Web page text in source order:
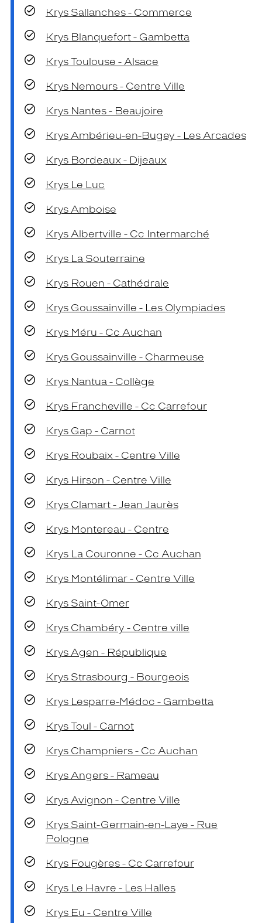
Krys Sallanches - Commerce
Krys Blanquefort - Gambetta
Krys Toulouse - Alsace
Krys Nemours - Centre Ville
Krys Nantes - Beaujoire
Krys Ambérieu-en-Bugey - Les Arcades
Krys Bordeaux - Dijeaux
Krys Le Luc
Krys Amboise
Krys Albertville - Cc Intermarché
Krys La Souterraine
Krys Rouen - Cathédrale
Krys Goussainville - Les Olympiades
Krys Méru - Cc Auchan
Krys Goussainville - Charmeuse
Krys Nantua - Collège
Krys Francheville - Cc Carrefour
Krys Gap - Carnot
Krys Roubaix - Centre Ville
Krys Hirson - Centre Ville
Krys Clamart - Jean Jaurès
Krys Montereau - Centre
Krys La Couronne - Cc Auchan
Krys Montélimar - Centre Ville
Krys Saint-Omer
Krys Chambéry - Centre ville
Krys Agen - République
Krys Strasbourg - Bourgeois
Krys Lesparre-Médoc - Gambetta
Krys Toul - Carnot
Krys Champniers - Cc Auchan
Krys Angers - Rameau
Krys Avignon - Centre Ville
Krys Saint-Germain-en-Laye - Rue
Pologne
Krys Fougères - Cc Carrefour
Krys Le Havre - Les Halles
Krys Eu - Centre Ville